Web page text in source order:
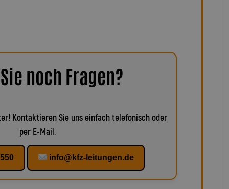
noch Fragen?
Kontaktieren Sie uns einfach telefonisch oder
per E-Mail.
info@kfz-leitungen.de